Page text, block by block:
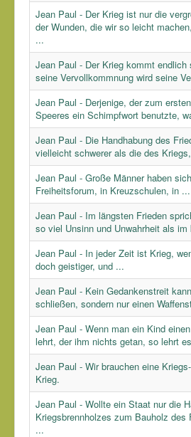
Jean Paul - Der Krieg ist nur die
der Wunden, die wir so leicht
...
Jean Paul - Der Krieg kommt endlich
seine Vervollkommnung wird seine
Jean Paul - Derjenige, der zum
Speeres ein Schimpfwort benutzte,
Jean Paul - Die Handhabung des
vielleicht schwerer als die des
Jean Paul - Große Männer haben
Freiheitsforum, in Kreuzschulen, in ...
Jean Paul - Im längsten Frieden
so viel Unsinn und Unwahrheit als
Jean Paul - In jeder Zeit ist Krieg,
doch geistiger, und ...
Jean Paul - Kein Gedankenstreit
schließen, sondern nur einen
Jean Paul - Wenn man ein Kind
lehrt, der ihm nichts getan, so lehrt
Jean Paul - Wir brauchen eine
Krieg.
Jean Paul - Wollte ein Staat nur die
Kriegsbrennholzes zum Bauholz des
...